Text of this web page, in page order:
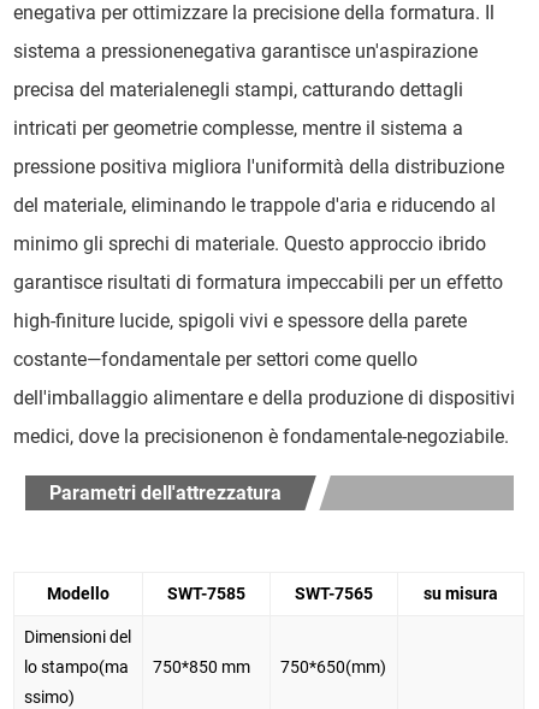
enegativa per ottimizzare la precisione della formatura. Il
sistema a pressionenegativa garantisce un'aspirazione
precisa del materialenegli stampi, catturando dettagli
intricati per geometrie complesse, mentre il sistema a
pressione positiva migliora l'uniformità della distribuzione
del materiale, eliminando le trappole d'aria e riducendo al
minimo gli sprechi di materiale. Questo approccio ibrido
garantisce risultati di formatura impeccabili per un effetto
high-finiture lucide, spigoli vivi e spessore della parete
costante—fondamentale per settori come quello
dell'imballaggio alimentare e della produzione di dispositivi
medici, dove la precisionenon è fondamentale-negoziabile.
Parametri dell'attrezzatura
Modello SWT-7585 SWT-7565 su misura
Dimensioni del
lo stampo(ma
ssimo)
750*850 mm 750*650(mm)